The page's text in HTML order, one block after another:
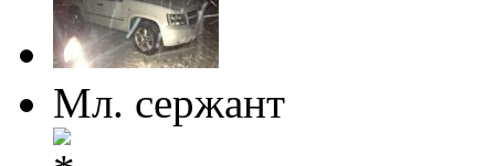
Мл. сержант